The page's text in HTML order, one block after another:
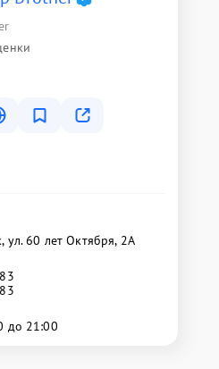
ул. 60 лет Октября, 2А
до 21:00